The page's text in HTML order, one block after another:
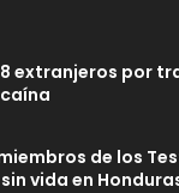
8 extranjeros por
de los
vida en